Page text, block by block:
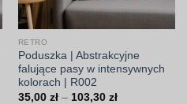
RETRO
Poduszka | Abstrakcyjne
falujące pasy w intensywnych
kolorach | R002
35,00 zł – 103,30 złZakres